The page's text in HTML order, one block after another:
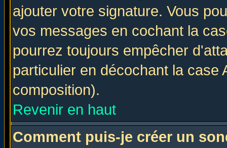
ajouter votre signature. Vous
vos messages en cochant la
pourrez toujours empêcher
particulier en décochant la
composition).
Revenir en haut
Comment puis-je créer un